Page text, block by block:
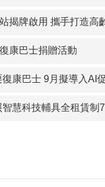
揭牌啟用 攜手打造高
康巴士捐贈活動
復康巴士 9月擬導入AI
智慧科技輔具全租賃